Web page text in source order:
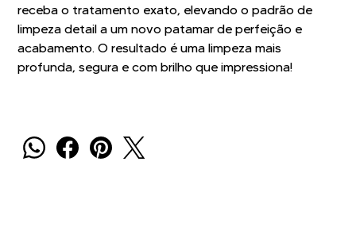
receba o tratamento exato, elevando o padrão de
limpeza detail a um novo patamar de perfeição e
acabamento. O resultado é uma limpeza mais
profunda, segura e com brilho que impressiona!